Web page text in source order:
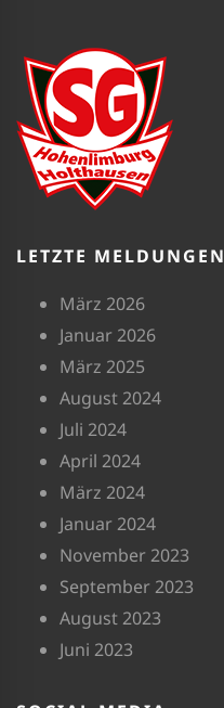
LETZTE MELDUNGEN
März 2026
Januar 2026
März 2025
August 2024
Juli 2024
April 2024
März 2024
Januar 2024
November 2023
September 2023
August 2023
Juni 2023